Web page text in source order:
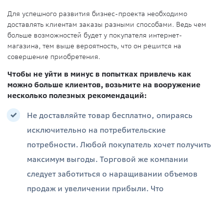
Для успешного развития бизнес-проекта необходимо
доставлять клиентам заказы разными способами. Ведь чем
больше возможностей будет у покупателя интернет-
магазина, тем выше вероятность, что он решится на
совершение приобретения.
Чтобы не уйти в минус в попытках привлечь как
можно больше клиентов, возьмите на вооружение
несколько полезных рекомендаций:
Не доставляйте товар бесплатно, опираясь
исключительно на потребительские
потребности. Любой покупатель хочет получить
максимум выгоды. Торговой же компании
следует заботиться о наращивании объемов
продаж и увеличении прибыли. Что